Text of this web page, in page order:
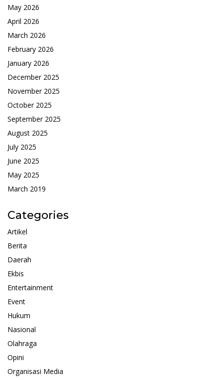
May 2026
April 2026
March 2026
February 2026
January 2026
December 2025
November 2025
October 2025
September 2025
August 2025
July 2025
June 2025
May 2025
March 2019
Categories
Artikel
Berita
Daerah
Ekbis
Entertainment
Event
Hukum
Nasional
Olahraga
Opini
Organisasi Media